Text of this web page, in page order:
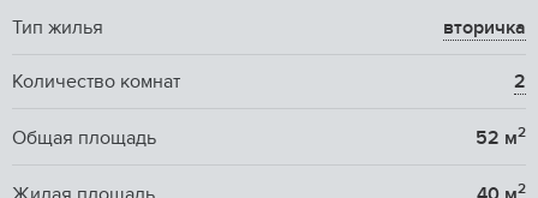
Тип жилья вторичка
Количество комнат 2
Общая площадь 52 м2
2